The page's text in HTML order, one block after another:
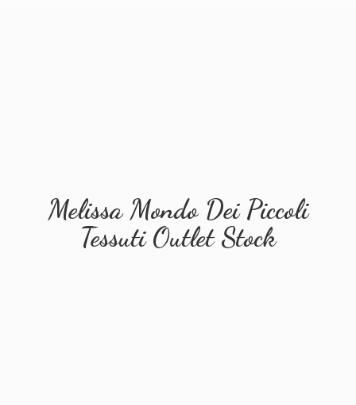
Melissa Mondo Dei Piccoli
Tessuti Outlet Stock